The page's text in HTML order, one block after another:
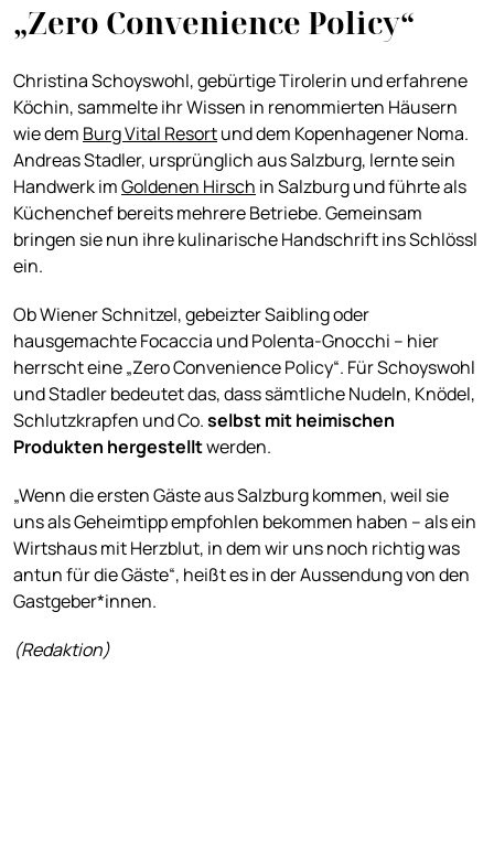
„Zero Convenience Policy“
Christina Schoyswohl, gebürtige Tirolerin und erfahrene
Köchin, sammelte ihr Wissen in renommierten Häusern
wie dem Burg Vital Resortund dem Kopenhagener Noma.
Andreas Stadler, ursprünglich aus Salzburg, lernte sein
Handwerk imGoldenen Hirsch in Salzburg und führte als
Küchenchef bereits mehrere Betriebe. Gemeinsam
bringen sie nun ihre kulinarische Handschrift ins Schlössl
ein.
Ob Wiener Schnitzel, gebeizter Saibling oder
hausgemachte Focaccia und Polenta-Gnocchi – hier
herrscht eine „Zero Convenience Policy“. Für Schoyswohl
und Stadler bedeutet das, dass sämtliche Nudeln, Knödel,
Schlutzkrapfen und Co.selbstmit heimischen
Produkten hergestelltwerden.
„Wenn die ersten Gäste aus Salzburg kommen, weil sie
uns als Geheimtipp empfohlen bekommen haben – als ein
Wirtshaus mit Herzblut, in dem wir uns noch richtig was
antun für die Gäste“, heißt es in der Aussendung von den
Gastgeber*innen.
(Redaktion)